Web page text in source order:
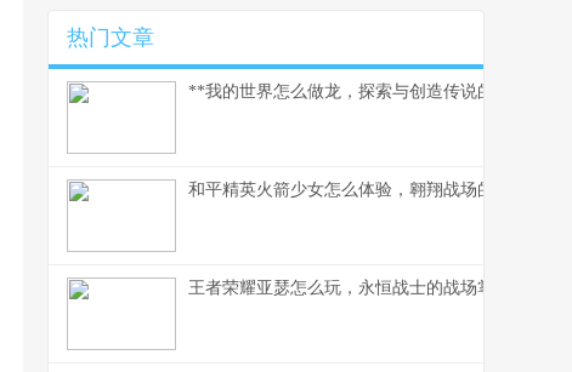
热门文章
**我的世界怎么做龙，探索与创造传说的征途**
和平精英火箭少女怎么体验，翱翔战场的粉色梦境
王者荣耀亚瑟怎么玩，永恒战士的战场掌握之道